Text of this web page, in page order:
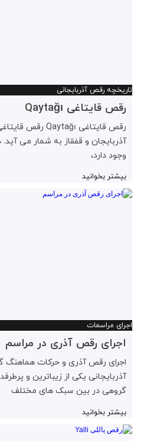
تاریخچه رقص آذربایجانی
رقص قایتاغی Qaytağı
وجود دارد،
بیشتر بخوانید
اجرای مراسمات
اجرای رقص آذری در مراسم
اجرای رقص آذری و حرکات هماهنگ
آذربایجانی یکی از زیباترین و
گروهی در بین سبک های مختلف
بیشتر بخوانید